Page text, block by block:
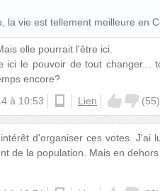
la vie est tellement meilleure en
elle pourrait l'être ici.
ici le pouvoir de tout changer...
encore?
à 10:53 androidLien (55)
d'organiser ces votes. J'ai
de la population. Mais en dehors